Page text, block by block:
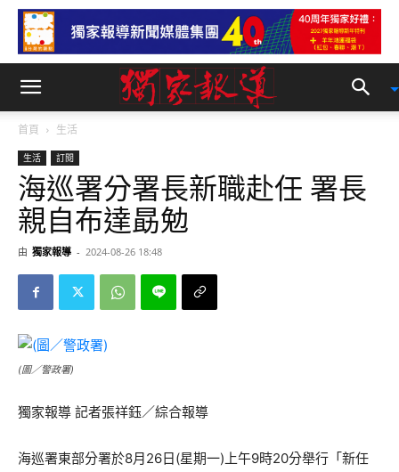
首頁 生活
生活 訂閱
海巡署分署長新職赴任 署長
親自布達勗勉
由 獨家報導 - 2024-08-26 18:48
(圖／警政署)
獨家報導 記者張祥鈺／綜合報導
海巡署東部分署於8月26日(星期一)上午9時20分舉行「新任